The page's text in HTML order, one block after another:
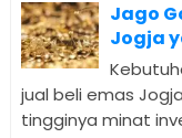
Jago
Jogja
jual beli emas
tingginya minat